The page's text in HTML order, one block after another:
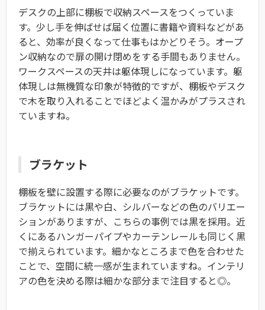
デスクの上部に棚板で収納スペースをつくっていま
す。少し手を伸ばせば届く位置に書籍や資料などがあ
ると、効率が良くなって仕事もはかどりそう。オープ
ン収納なので扉の開け閉めをする手間もありません。
ワークスペースの天井は躯体現しになっています。躯
体現しは無機質な印象が特徴的ですが、棚板やデスク
で木を取り入れることでほどよく温かみがプラスされ
ていますね。
ブラケット
棚板を壁に設置する際に必要なのがブラケットです。
ブラケットには黒や白、シルバーなどの色のバリエー
ションがありますが、こちらの事例では黒を採用。近
くにあるハンガーパイプやカーテンレールも同じく黒
で揃えられています。細かなところまで色を合わせた
ことで、空間に統一感が生まれていますね。インテリ
アの色を決める際は細かな部分まで注目すると◎。